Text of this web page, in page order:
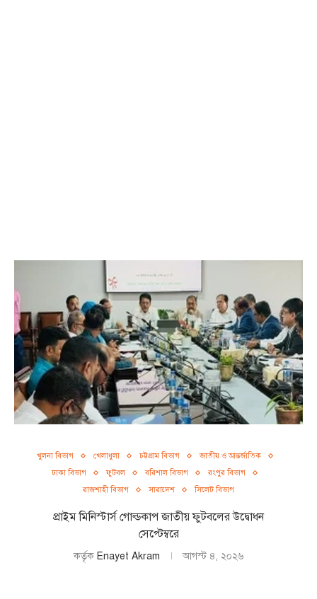
খুলনা বিভাগ খেলাধুলা চট্টগ্রাম বিভাগ
জাতীয় ও আন্তর্জাতিক
ঢাকা বিভাগ
ফুটবল বরিশাল বিভাগ
রংপুর বিভাগ
রাজশাহী বিভাগ
সারাদেশ সিলেট বিভাগ
প্রাইম মিনিস্টার্স গোল্ডকাপ জাতীয় ফুটবলের উদ্বোধন
সেপ্টেম্বরে
কর্তৃক Enayet Akram আগস্ট ৪, ২০২৬